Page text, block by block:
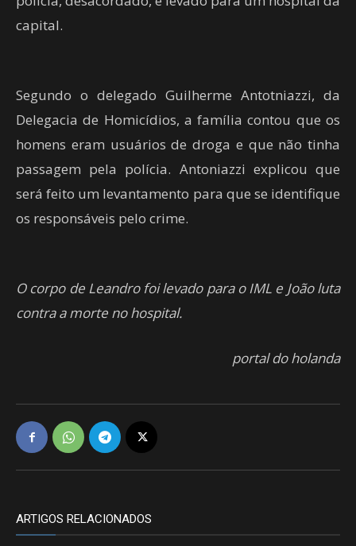
capital.
Segundo o delegado Guilherme Antotniazzi, da
Delegacia de Homicídios, a família contou que os
homens eram usuários de droga e que não tinha
passagem pela polícia. Antoniazzi explicou que
será feito um levantamento para que se identifique
os responsáveis pelo crime.
O corpo de Leandro foi levado para o IML e João luta
contra a morte no hospital.
portal do holanda
ARTIGOS RELACIONADOS